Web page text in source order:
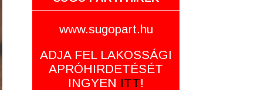
www.sugopart.hu
ADJA FEL LAKOSSÁGI
APRÓHIRDETÉSÉT
INGYEN ITT!